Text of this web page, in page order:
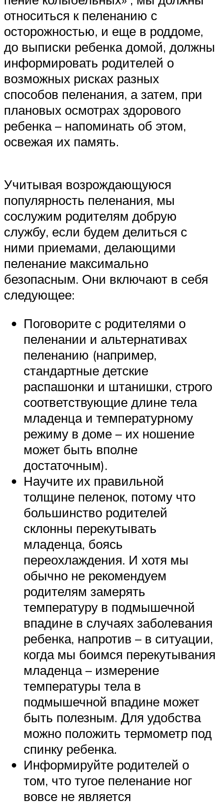
относиться к пеленанию с
осторожностью, и еще в роддоме,
до выписки ребенка домой, должны
информировать родителей о
возможных рисках разных
способов пеленания, а затем, при
плановых осмотрах здорового
ребенка – напоминать об этом,
освежая их память.
Учитывая возрождающуюся
популярность пеленания, мы
сослужим родителям добрую
службу, если будем делиться с
ними приемами, делающими
пеленание максимально
безопасным. Они включают в себя
следующее:
Поговорите с родителями о
пеленании и альтернативах
пеленанию (например,
стандартные детские
распашонки и штанишки, строго
соответствующие длине тела
младенца и температурному
режиму в доме – их ношение
может быть вполне
достаточным).
Научите их правильной
толщине пеленок, потому что
большинство родителей
склонны перекутывать
младенца, боясь
переохлаждения. И хотя мы
обычно не рекомендуем
родителям замерять
температуру в подмышечной
впадине в случаях заболевания
ребенка, напротив – в ситуации,
когда мы боимся перекутывания
младенца – измерение
температуры тела в
подмышечной впадине может
быть полезным. Для удобства
можно положить термометр под
спинку ребенка.
Информируйте родителей о
том, что тугое пеленание ног
вовсе не является